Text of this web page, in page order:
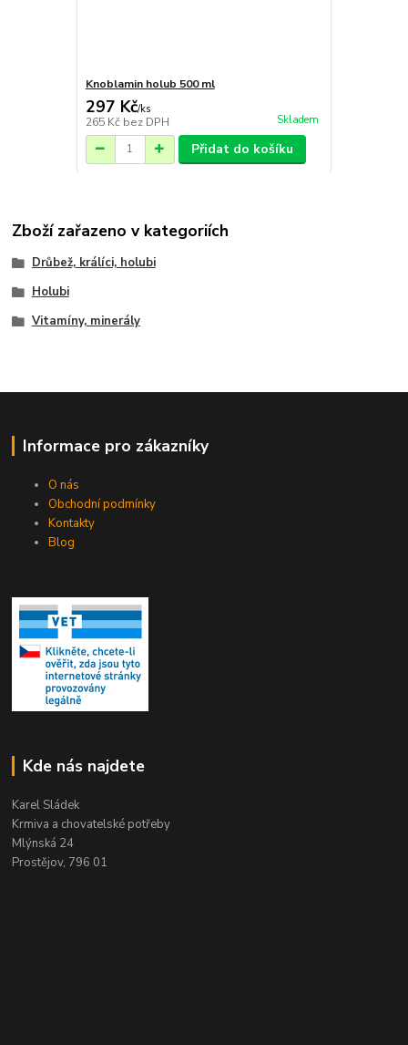
Knoblamin holub 500 ml
297 Kč/ks
265 Kč bez DPH Skladem
Přidat do košíku
Zboží zařazeno v kategoriích
Drůbež, králíci, holubi
Holubi
Vitamíny, minerály
Informace pro zákazníky
O nás
Obchodní podmínky
Kontakty
Blog
Kde nás najdete
Karel Sládek
Krmiva a chovatelské potřeby
Mlýnská 24
Prostějov, 796 01